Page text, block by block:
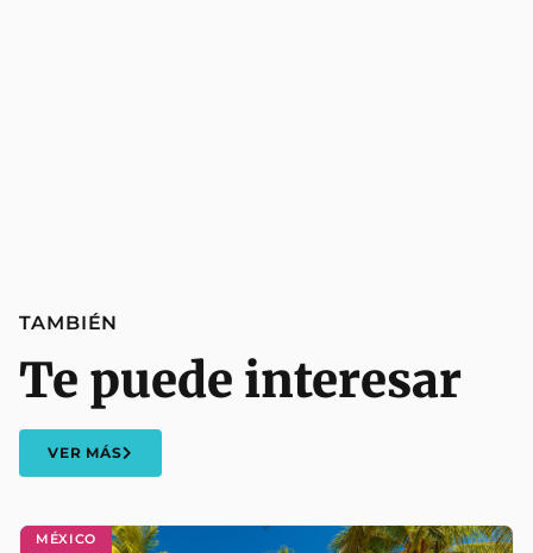
MÉXICO
TAMBIÉN
Te puede interesar
VER MÁS